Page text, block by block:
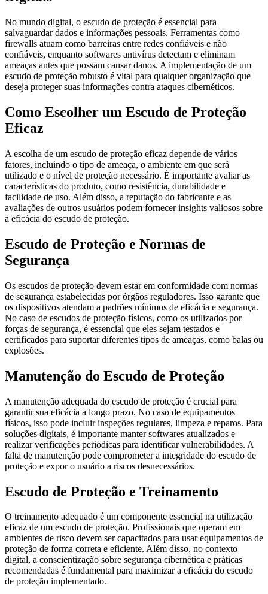
No mundo digital, o escudo de proteção é essencial para
salvaguardar dados e informações pessoais. Ferramentas como
firewalls atuam como barreiras entre redes confiáveis e não
confiáveis, enquanto softwares antivírus detectam e eliminam
ameaças antes que possam causar danos. A implementação de um
escudo de proteção robusto é vital para qualquer organização que
deseja proteger suas informações contra ataques cibernéticos.
Como Escolher um Escudo de Proteção
Eficaz
A escolha de um escudo de proteção eficaz depende de vários
fatores, incluindo o tipo de ameaça, o ambiente em que será
utilizado e o nível de proteção necessário. É importante avaliar as
características do produto, como resistência, durabilidade e
facilidade de uso. Além disso, a reputação do fabricante e as
avaliações de outros usuários podem fornecer insights valiosos sobre
a eficácia do escudo de proteção.
Escudo de Proteção e Normas de
Segurança
Os escudos de proteção devem estar em conformidade com normas
de segurança estabelecidas por órgãos reguladores. Isso garante que
os dispositivos atendam a padrões mínimos de eficácia e segurança.
No caso de escudos de proteção físicos, como os utilizados por
forças de segurança, é essencial que eles sejam testados e
certificados para suportar diferentes tipos de ameaças, como balas ou
explosões.
Manutenção do Escudo de Proteção
A manutenção adequada do escudo de proteção é crucial para
garantir sua eficácia a longo prazo. No caso de equipamentos
físicos, isso pode incluir inspeções regulares, limpeza e reparos. Para
soluções digitais, é importante manter softwares atualizados e
realizar verificações periódicas para identificar vulnerabilidades. A
falta de manutenção pode comprometer a integridade do escudo de
proteção e expor o usuário a riscos desnecessários.
Escudo de Proteção e Treinamento
O treinamento adequado é um componente essencial na utilização
eficaz de um escudo de proteção. Profissionais que operam em
ambientes de risco devem ser capacitados para usar equipamentos de
proteção de forma correta e eficiente. Além disso, no contexto
digital, a conscientização sobre segurança cibernética e práticas
recomendadas é fundamental para maximizar a eficácia do escudo
de proteção implementado.